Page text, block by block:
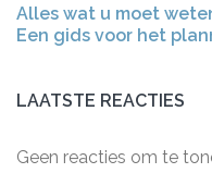
Alles wat u moet
Een gids voor het
LAATSTE REACTIES
Geen reacties om te